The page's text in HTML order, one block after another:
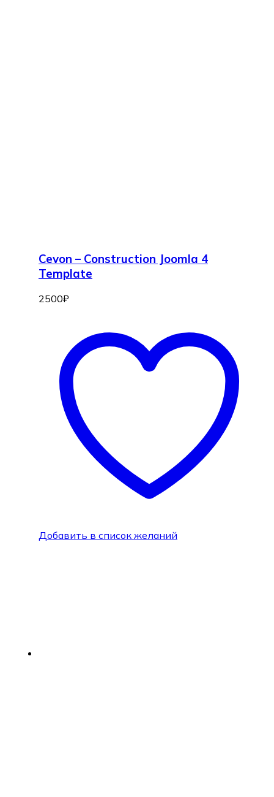
Cevon – Construction Joomla 4
Template
2500₽
Добавить в список желаний